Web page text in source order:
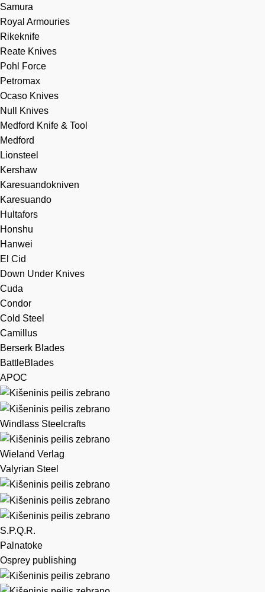
Samura
Royal Armouries
Rikeknife
Reate Knives
Pohl Force
Petromax
Ocaso Knives
Null Knives
Medford Knife & Tool
Medford
Lionsteel
Kershaw
Karesuandokniven
Karesuando
Hultafors
Honshu
Hanwei
El Cid
Down Under Knives
Cuda
Condor
Cold Steel
Camillus
Berserk Blades
BattleBlades
APOC
Windlass Steelcrafts
Wieland Verlag
Valyrian Steel
S.P.Q.R.
Palnatoke
Osprey publishing